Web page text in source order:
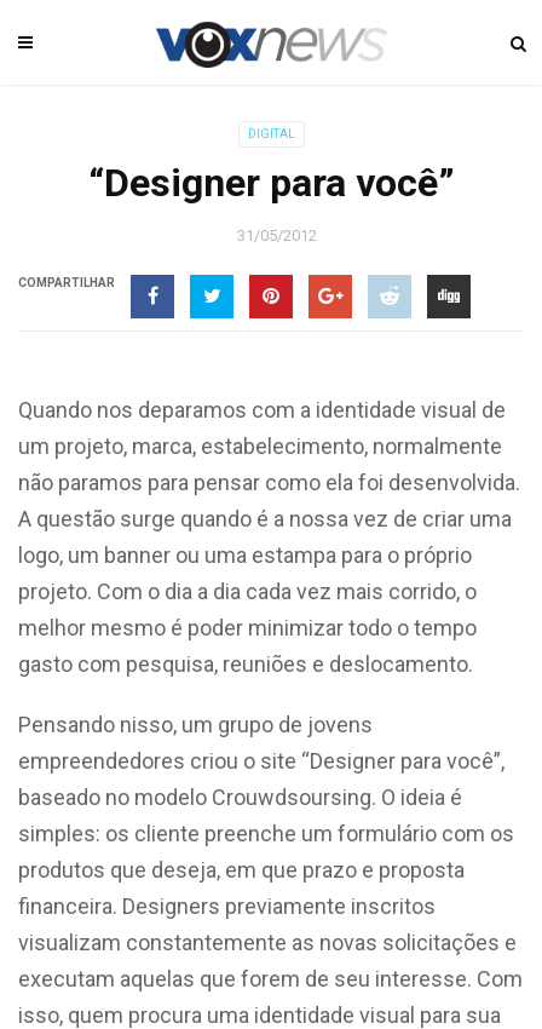
DIGITAL
“Designer para você”
31/05/2012
COMPARTILHAR
Quando nos deparamos com a identidade visual de
um projeto, marca, estabelecimento, normalmente
não paramos para pensar como ela foi desenvolvida.
A questão surge quando é a nossa vez de criar uma
logo, um banner ou uma estampa para o próprio
projeto. Com o dia a dia cada vez mais corrido, o
melhor mesmo é poder minimizar todo o tempo
gasto com pesquisa, reuniões e deslocamento.
Pensando nisso, um grupo de jovens
empreendedores criou o site “Designer para você”,
baseado no modelo Crouwdsoursing. O ideia é
simples: os cliente preenche um formulário com os
produtos que deseja, em que prazo e proposta
financeira. Designers previamente inscritos
visualizam constantemente as novas solicitações e
executam aquelas que forem de seu interesse. Com
isso, quem procura uma identidade visual para sua